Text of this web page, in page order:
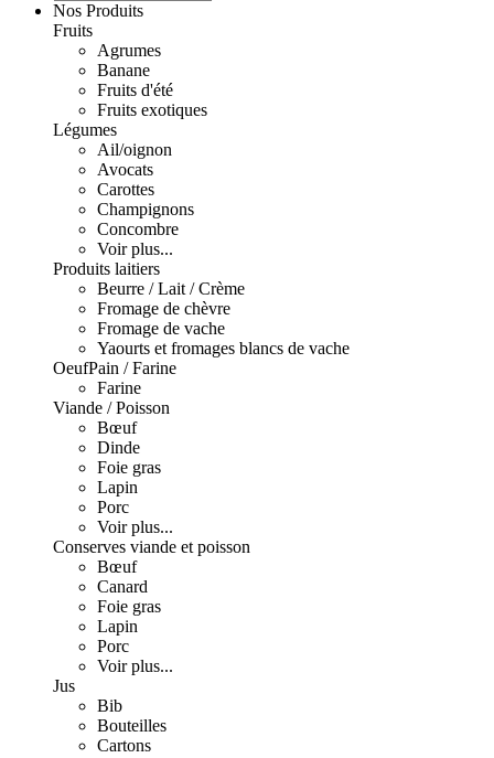
Nos Produits
Fruits
Agrumes
Banane
Fruits d'été
Fruits exotiques
Légumes
Ail/oignon
Avocats
Carottes
Champignons
Concombre
Voir plus...
Produits laitiers
Beurre / Lait / Crème
Fromage de chèvre
Fromage de vache
Yaourts et fromages blancs de vache
OeufPain / Farine
Farine
Viande / Poisson
Bœuf
Dinde
Foie gras
Lapin
Porc
Voir plus...
Conserves viande et poisson
Bœuf
Canard
Foie gras
Lapin
Porc
Voir plus...
Jus
Bib
Bouteilles
Cartons